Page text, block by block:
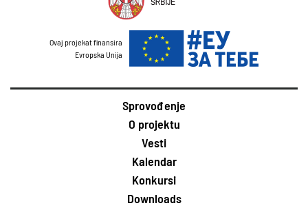
Ovaj projekat finansira
Evropska Unija
Sprovođenje
O projektu
Vesti
Kalendar
Konkursi
Downloads